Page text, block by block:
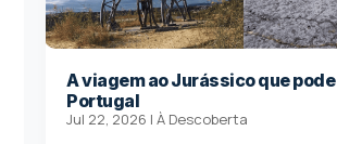
A viagem ao Jurássico que
Portugal
Jul 22, 2026 |À Descoberta